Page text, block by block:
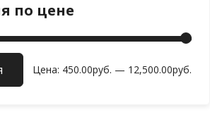
по цене
Цена: 450.00руб. — 12,500.00руб.